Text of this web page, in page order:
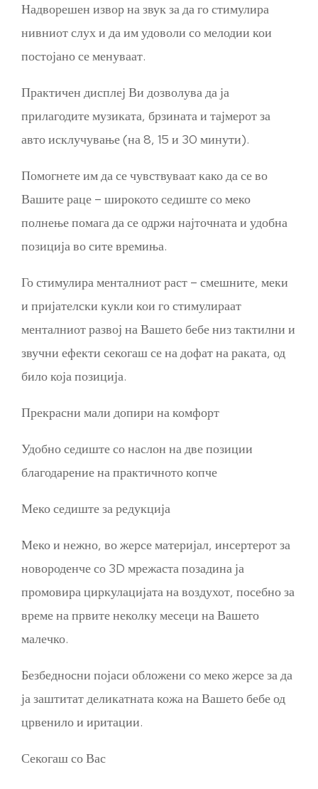
Надворешен извор на звук за да го стимулира
нивниот слух и да им удоволи со мелодии кои
постојано се менуваат.
Практичен дисплеј Ви дозволува да ја
прилагодите музиката, брзината и тајмерот за
авто исклучување (на 8, 15 и 30 минути).
Помогнете им да се чувствуваат како да се во
Вашите раце – широкото седиште со меко
полнење помага да се одржи најточната и удобна
позиција во сите времиња.
Го стимулира менталниот раст – смешните, меки
и пријателски кукли кои го стимулираат
менталниот развој на Вашето бебе низ тактилни и
звучни ефекти секогаш се на дофат на раката, од
било која позиција.
Прекрасни мали допири на комфорт
Удобно седиште со наслон на две позиции
благодарение на практичното копче
Меко седиште за редукција
Меко и нежно, во жерсе материјал, инсертерот за
новороденче со 3D мрежаста позадина ја
промовира циркулацијата на воздухот, посебно за
време на првите неколку месеци на Вашето
малечко.
Безбедносни појаси обложени со меко жерсе за да
ја заштитат деликатната кожа на Вашето бебе од
црвенило и иритации.
Секогаш со Вас